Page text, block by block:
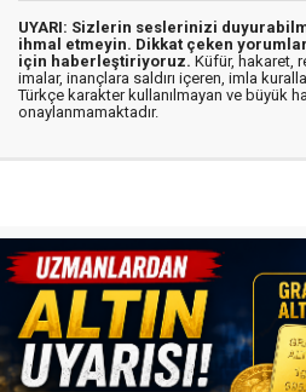
UYARI: Sizlerin seslerinizi
ihmal etmeyin. Dikkat çeken
için haberleştiriyoruz. Küfür, hakaret,
imalar, inançlara saldırı içeren, imla
Türkçe karakter kullanılmayan ve büyük
onaylanmamaktadır.